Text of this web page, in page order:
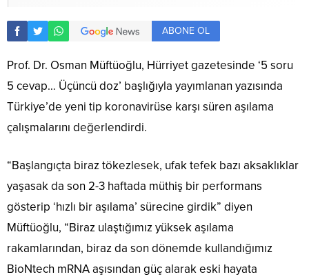
ABONE OL
Prof. Dr. Osman Müftüoğlu, Hürriyet gazetesinde ‘5 soru
5 cevap… Üçüncü doz’ başlığıyla yayımlanan yazısında
Türkiye’de yeni tip koronavirüse karşı süren aşılama
çalışmalarını değerlendirdi.
“Başlangıçta biraz tökezlesek, ufak tefek bazı aksaklıklar
yaşasak da son 2-3 haftada müthiş bir performans
gösterip ‘hızlı bir aşılama’ sürecine girdik” diyen
Müftüoğlu, “Biraz ulaştığımız yüksek aşılama
rakamlarından, biraz da son dönemde kullandığımız
BioNtech mRNA aşısından güç alarak eski hayata